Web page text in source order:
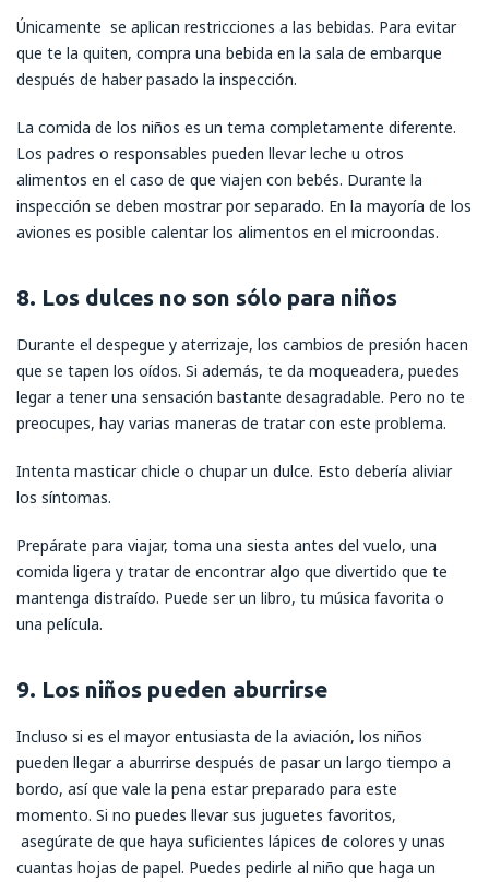
Únicamente se aplican restricciones a las bebidas. Para evitar
que te la quiten, compra una bebida en la sala de embarque
después de haber pasado la inspección.
La comida de los niños es un tema completamente diferente.
Los padres o responsables pueden llevar leche u otros
alimentos en el caso de que viajen con bebés. Durante la
inspección se deben mostrar por separado. En la mayoría de los
aviones es posible calentar los alimentos en el microondas.
8. Los dulces no son sólo para niños
Durante el despegue y aterrizaje, los cambios de presión hacen
que se tapen los oídos. Si además, te da moqueadera, puedes
legar a tener una sensación bastante desagradable. Pero no te
preocupes, hay varias maneras de tratar con este problema.
Intenta masticar chicle o chupar un dulce. Esto debería aliviar
los síntomas.
Prepárate para viajar, toma una siesta antes del vuelo, una
comida ligera y tratar de encontrar algo que divertido que te
mantenga distraído. Puede ser un libro, tu música favorita o
una película.
9. Los niños pueden aburrirse
Incluso si es el mayor entusiasta de la aviación, los niños
pueden llegar a aburrirse después de pasar un largo tiempo a
bordo, así que vale la pena estar preparado para este
momento. Si no puedes llevar sus juguetes favoritos,
asegúrate de que haya suficientes lápices de colores y unas
cuantas hojas de papel. Puedes pedirle al niño que haga un